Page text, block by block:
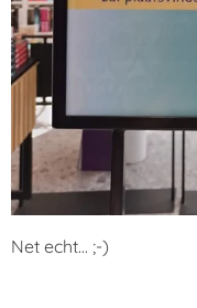
Net echt... ;-)